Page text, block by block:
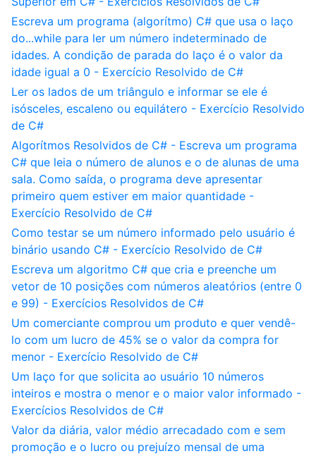
Escreva um programa (algorítmo) C# que usa o laço
do...while para ler um número indeterminado de
idades. A condição de parada do laço é o valor da
idade igual a 0 - Exercício Resolvido de C#
Ler os lados de um triângulo e informar se ele é
isósceles, escaleno ou equilátero - Exercício Resolvido
de C#
Algorítmos Resolvidos de C# - Escreva um programa
C# que leia o número de alunos e o de alunas de uma
sala. Como saída, o programa deve apresentar
primeiro quem estiver em maior quantidade -
Exercício Resolvido de C#
Como testar se um número informado pelo usuário é
binário usando C# - Exercício Resolvido de C#
Escreva um algoritmo C# que cria e preenche um
vetor de 10 posições com números aleatórios (entre 0
e 99) - Exercícios Resolvidos de C#
Um comerciante comprou um produto e quer vendê-
lo com um lucro de 45% se o valor da compra for
menor - Exercício Resolvido de C#
Um laço for que solicita ao usuário 10 números
inteiros e mostra o menor e o maior valor informado -
Exercícios Resolvidos de C#
Valor da diária, valor médio arrecadado com e sem
promoção e o lucro ou prejuízo mensal de uma